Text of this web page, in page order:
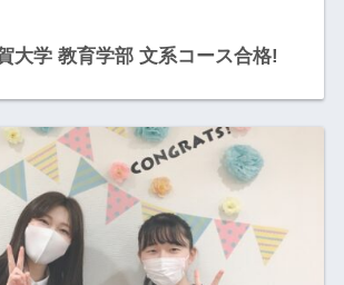
大学 教育学部 文系コース合格!